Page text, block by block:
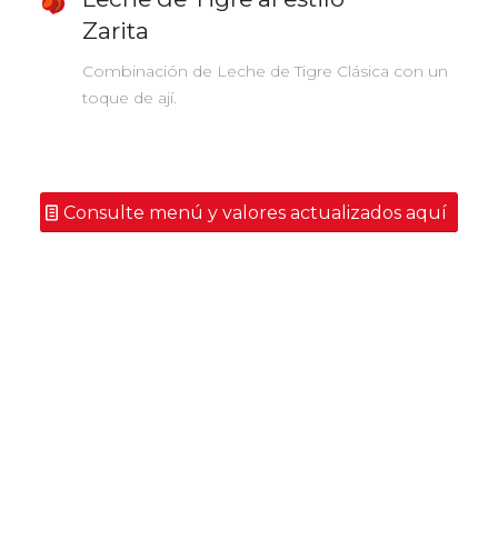
Zarita
Combinación de Leche de Tigre Clásica con un
toque de ají.
Consulte menú y valores actualizados aquí